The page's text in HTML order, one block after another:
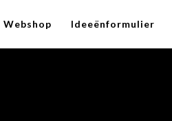
Webshop Ideeënformulier